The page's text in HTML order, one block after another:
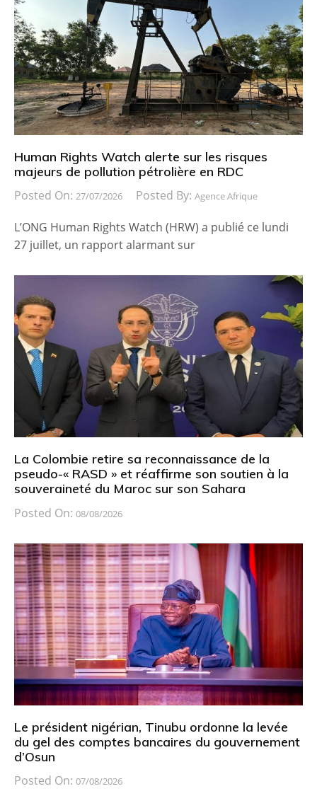
Human Rights Watch alerte sur les risques
majeurs de pollution pétrolière en RDC
Posted On: 27/07/2026 Posted By: Agence Afrique
L’ONG Human Rights Watch (HRW) a publié ce lundi
27 juillet, un rapport alarmant sur
La Colombie retire sa reconnaissance de la
pseudo-« RASD » et réaffirme son soutien à la
souveraineté du Maroc sur son Sahara
Posted On: 08/08/2026
Le président nigérian, Tinubu ordonne la levée
du gel des comptes bancaires du gouvernement
d’Osun
Posted On: 07/08/2026